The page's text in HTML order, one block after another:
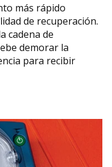
más rápido
de recuperación.
cadena de
demorar la
para recibir